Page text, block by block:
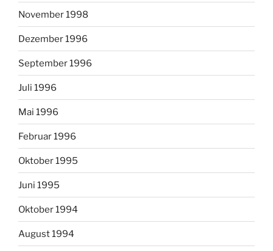
November 1998
Dezember 1996
September 1996
Juli 1996
Mai 1996
Februar 1996
Oktober 1995
Juni 1995
Oktober 1994
August 1994